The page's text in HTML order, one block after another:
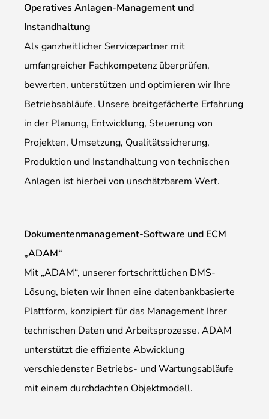
Operatives Anlagen-Management und
Instandhaltung
Als ganzheitlicher Servicepartner mit
umfangreicher Fachkompetenz überprüfen,
bewerten, unterstützen und optimieren wir Ihre
Betriebsabläufe. Unsere breitgefächerte Erfahrung
in der Planung, Entwicklung, Steuerung von
Projekten, Umsetzung, Qualitätssicherung,
Produktion und Instandhaltung von technischen
Anlagen ist hierbei von unschätzbarem Wert.
Dokumentenmanagement-Software und ECM
„ADAM“
Mit „ADAM“, unserer fortschrittlichen DMS-
Lösung, bieten wir Ihnen eine datenbankbasierte
Plattform, konzipiert für das Management Ihrer
technischen Daten und Arbeitsprozesse. ADAM
unterstützt die effiziente Abwicklung
verschiedenster Betriebs- und Wartungsabläufe
mit einem durchdachten Objektmodell.